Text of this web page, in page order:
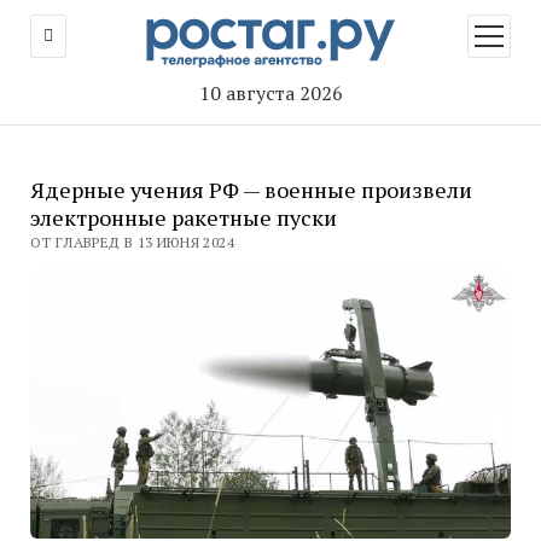
10 августа 2026
меню
Ядерные учения РФ — военные произвели
электронные ракетные пуски
ОТ ГЛАВРЕД В 13 ИЮНЯ 2024